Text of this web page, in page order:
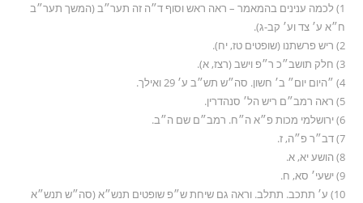
1) לכמה ענינים בהמאמר – ראה ראש וסוף ד״ה זה תער״ב (המשך תער״ב
ח״א ע׳ צד וע׳ קב-ג).
2) ריש פרשתנו (שופטים טז, יח).
3) חלק תושב״כ ר״פ וישב (רצז, א).
4) ״היום יום״ ב׳ חשון. סה״ש תש״ב ע׳ 29 ואילך.
5) ראה רמב״ם ריש הל׳ סנהדרין.
6) ירושלמי מכות פ״א ה״ח. רמב״ם שם ה״ב.
7) דב״ר פ״ה, ז.
8) הושע יא, א.
9) ישעי׳ סא, ח.
10) ע׳ תתכב. תתלב. וראה גם שיחת ש״פ שופטים תנש״א (סה״ש תנש״א